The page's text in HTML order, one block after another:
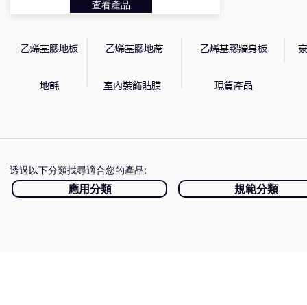
查看產品
乙烯基膠地板 乙烯基膠地蓆 乙烯基膠牆身板
地氈 ​室內裝飾貼膜 現貨產品
透過以下分類找尋適合您的產品:
應用分類 規範分類